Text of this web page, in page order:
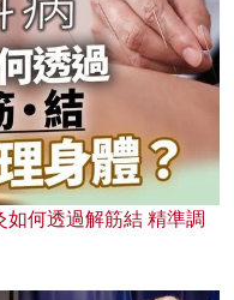
如何透過解筋結 精準調